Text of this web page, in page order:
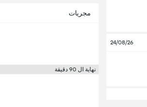
24/08/26
مجريات
نهاية ال 90 دقيقة